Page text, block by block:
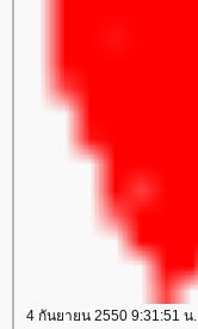
4 กันยายน 2550 9:31:51 น.